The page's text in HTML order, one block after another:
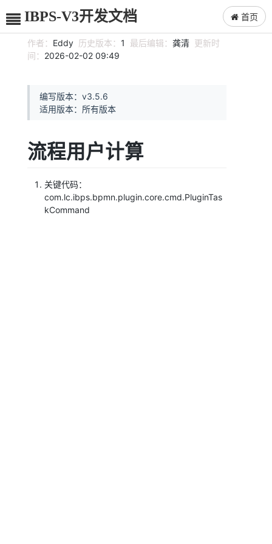
IBPS-V3开发文档 首页
作者： Eddy 历史版本： 1 最后编辑： 龚清 更新时
间： 2026-02-02 09:49
编写版本：v3.5.6
适用版本：所有版本
流程用户计算
关键代码：
com.lc.ibps.bpmn.plugin.core.cmd.PluginTas
kCommand